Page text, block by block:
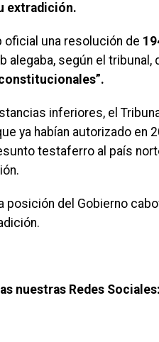
extradición.
oficial una resolución de
alegaba, según el
inferiores, el
ya habían autorizado en
testaferro al país
del Gobierno
nuestras Redes Sociales: